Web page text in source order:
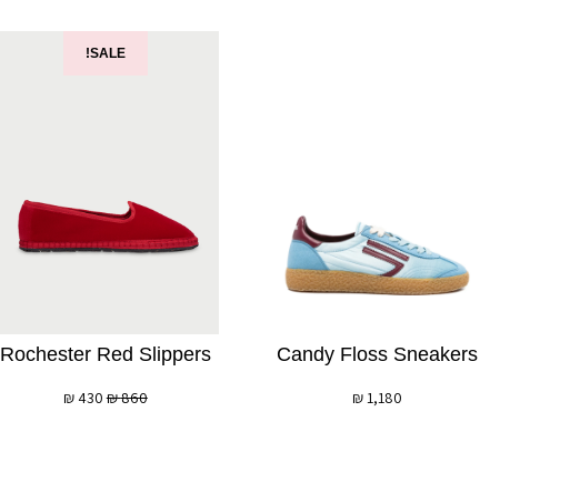
Candy Floss Sneakers
1,180
₪
SALE!
Rochester Red Slippers
860
₪
430
₪